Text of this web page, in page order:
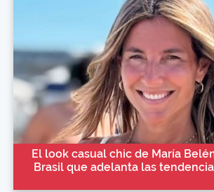
El look casual chic de María
Brasil que adelanta las